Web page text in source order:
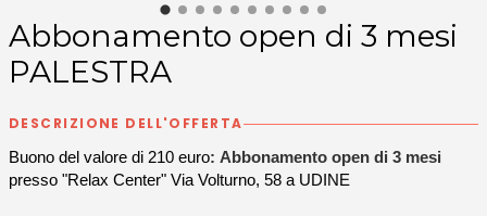
Abbonamento open di 3 mesi
PALESTRA
DESCRIZIONE DELL'OFFERTA
Buono del valore di 210 euro: Abbonamento open di 3 mesi
presso "Relax Center" Via Volturno, 58 a UDINE